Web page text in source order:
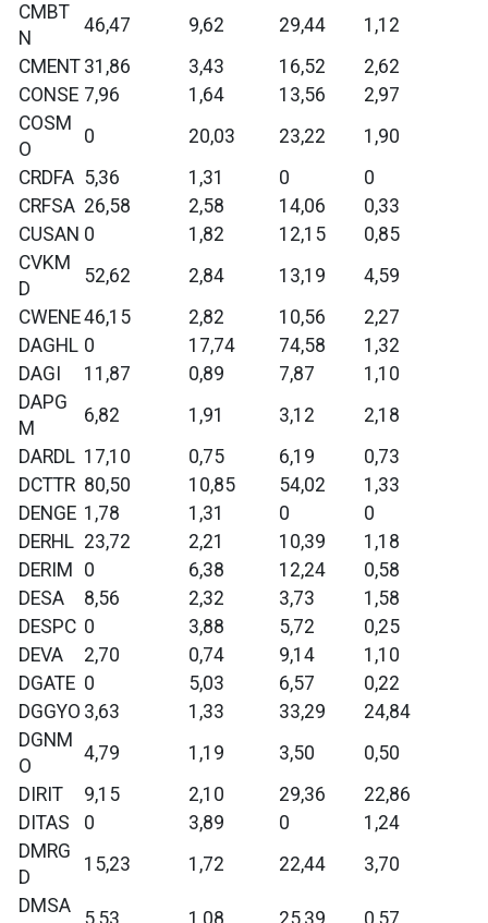
CMBT
N
46,47 9,62 29,44
1,12
CMENT 31,86 3,43 16,52
2,62
CONSE 7,96 1,64 13,56
2,97
COSM
O
0 20,03 23,22
1,90
CRDFA 5,36 1,31 0
0
CRFSA 26,58 2,58 14,06
0,33
CUSAN 0 1,82 12,15
0,85
CVKM
D
52,62 2,84 13,19
4,59
CWENE46,15 2,82 10,56
2,27
DAGHL 0 17,74 74,58
1,32
DAGI
11,87 0,89 7,87
1,10
DAPG
M
6,82 1,91 3,12
2,18
DARDL 17,10 0,75 6,19
0,73
DCTTR 80,50 10,85 54,02
1,33
DENGE 1,78 1,31 0
0
DERHL 23,72 2,21 10,39
1,18
DERIM
0 6,38 12,24
0,58
DESA
8,56 2,32 3,73
1,58
DESPC 0 3,88 5,72
0,25
DEVA
2,70 0,74 9,14
1,10
DGATE 0 5,03 6,57
0,22
DGGYO 3,63 1,33 33,29
24,84
DGNM
O
4,79 1,19 3,50
0,50
DIRIT
9,15 2,10 29,36
22,86
DITAS
0 3,89 0
1,24
DMRG
D
15,23 1,72 22,44
3,70
DMSA
5,53 1,08 25,39
0,57